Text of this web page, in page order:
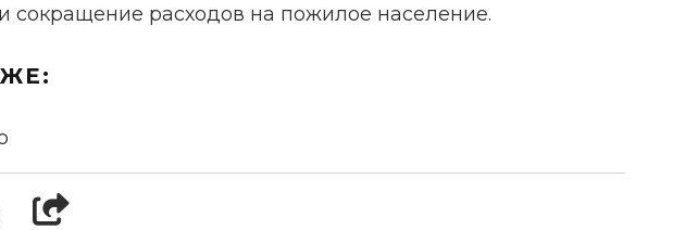
сокращение расходов на пожилое население.